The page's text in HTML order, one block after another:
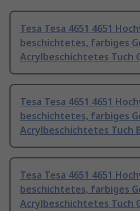
Tesa Tesa 4651 4651
beschichtetes, farbiges
Acrylbeschichtetes Tuch
Tesa Tesa 4651 4651
beschichtetes, farbiges
Acrylbeschichtetes Tuch
Tesa Tesa 4651 4651
beschichtetes, farbiges
Acrylbeschichtetes Tuch